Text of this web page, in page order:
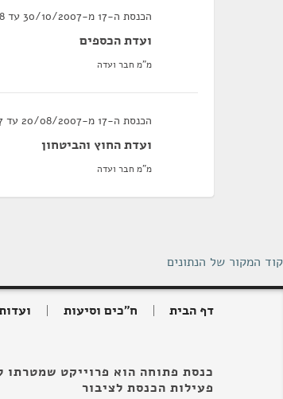
הכנסת ה-17 מ-30/10/2007 עד 28/05/2008
ועדת הכספים
מ"מ חבר ועדה
הכנסת ה-17 מ-20/08/2007 עד 30/10/2007
ועדת החוץ והביטחון
מ"מ חבר ועדה
קוד המקור של הנתונים
דף הבית ח"כים וסיעות
כנסת פתוחה הוא פרוייקט שמטרתו
פעילות הכנסת לציבור